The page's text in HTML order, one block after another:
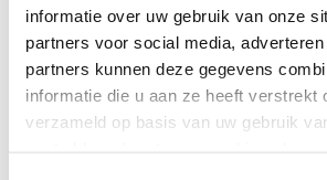
informatie over uw gebruik van onze
partners voor social media,
partners kunnen deze gegevens
informatie die u aan ze heeft verstrekt
verzameld op basis van uw gebruik
uitstraling. Door de velours stof krijgt de
opvallende en rijke uitstraling. De
voor zowel een modern als een klassiek
Samenstelling:
100% PES (polyester)
Kleur
Zand
Materiaal
Zitbreedte
220 cm
Zitdiepte
44 cm